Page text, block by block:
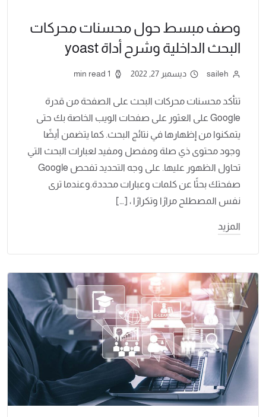
وصف مبسط حول محسنات محركات
البحث الداخلية وشرح أداة yoast
saileh ديسمبر 27, 2022 1 min read
تتأكد محسنات محركات البحث على الصفحة من قدرة
Google على العثور على صفحات الويب الخاصة بك حتى
يتمكنوا من إظهارها في نتائج البحث. كما يتضمن أيضًا
وجود محتوى ذي صلة ومفصل ومفيد لعبارات البحث التي
تحاول الظهور عليها. على وجه التحديد تفحص Google
صفحتك بحثًا عن كلمات وعبارات محددة.وعندما ترى
نفس المصطلح مرارًا وتكرارًا ، […]
المزيد